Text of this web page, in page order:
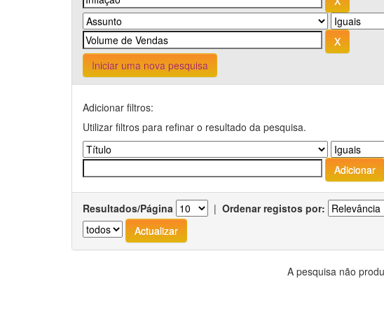
Iniciar uma nova pesquisa
Adicionar filtros:
Utilizar filtros para refinar o resultado da pesquisa.
Resultados/Página | Ordenar registos por:
A pesquisa não